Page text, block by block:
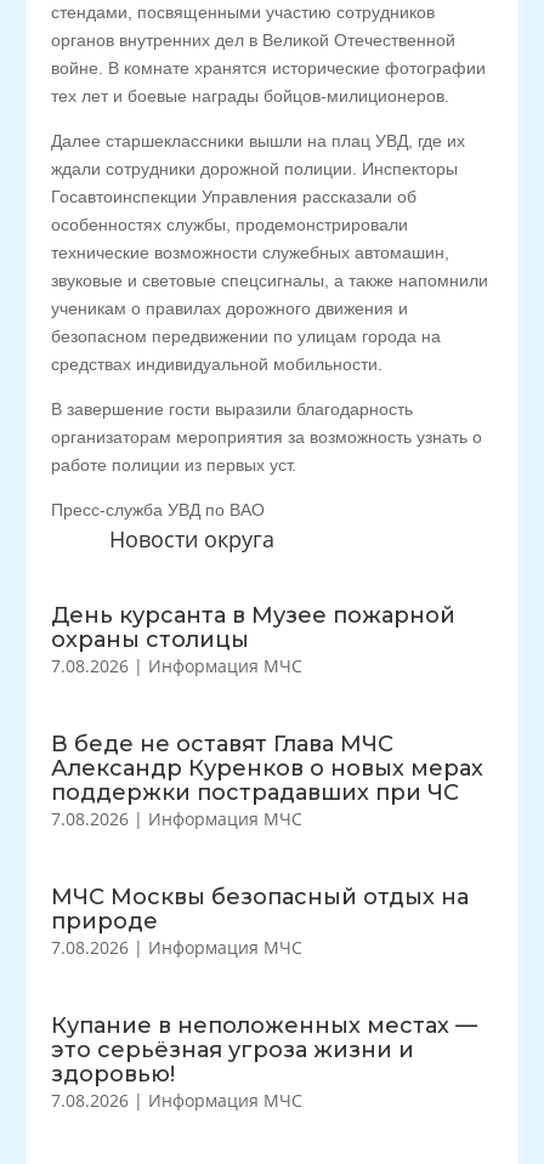
Новости округа
День курсанта в Музее пожарной
охраны столицы
7.08.2026 | Информация МЧС
В беде не оставят Глава МЧС
Александр Куренков о новых мерах
поддержки пострадавших при ЧС
7.08.2026 | Информация МЧС
МЧС Москвы безопасный отдых на
природе
7.08.2026 | Информация МЧС
Купание в неположенных местах —
это серьёзная угроза жизни и
здоровью!
7.08.2026 | Информация МЧС
стендами, посвященными участию сотрудников
органов внутренних дел в Великой Отечественной
войне. В комнате хранятся исторические фотографии
тех лет и боевые награды бойцов-милиционеров.
Далее старшеклассники вышли на плац УВД, где их
ждали сотрудники дорожной полиции. Инспекторы
Госавтоинспекции Управления рассказали об
особенностях службы, продемонстрировали
технические возможности служебных автомашин,
звуковые и световые спецсигналы, а также напомнили
ученикам о правилах дорожного движения и
безопасном передвижении по улицам города на
средствах индивидуальной мобильности.
В завершение гости выразили благодарность
организаторам мероприятия за возможность узнать о
работе полиции из первых уст.
Пресс-служба УВД по ВАО